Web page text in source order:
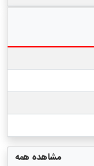
مشاهده همه